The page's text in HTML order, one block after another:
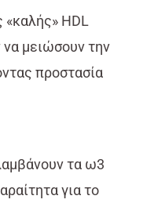
HDL
μειώσουν την
προστασία
τα ω3
για το